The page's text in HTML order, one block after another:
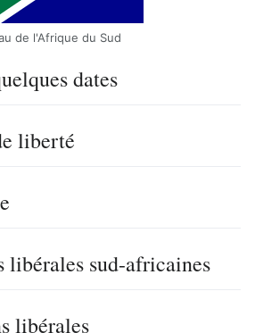
de l'Afrique du Sud
dates
liberté
libérales sud-africaines
libérales